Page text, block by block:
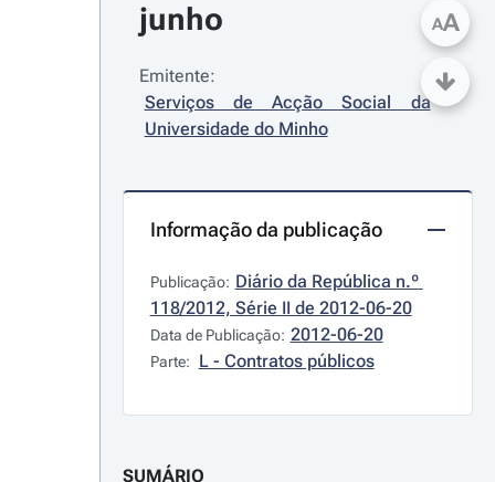
junho
Emitente:
Serviços de Acção Social da
Universidade do Minho
Informação da publicação
Publicação: Diário da República n.º
118/2012, Série II de 2012-06-20
Data de Publicação: 2012-06-20
Parte: L - Contratos públicos
SUMÁRIO
AA